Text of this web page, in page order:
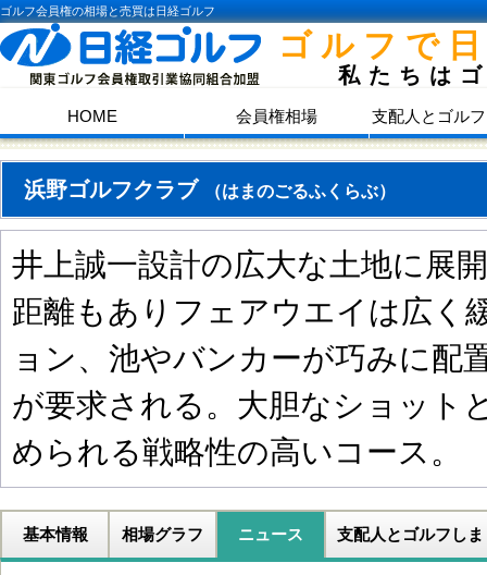
ゴルフ会員権の相場と売買は日経ゴルフ
ゴルフで
私たちは
HOME 会員権相場 支配人とゴル
浜野ゴルフクラブ （はまのごるふくらぶ）
井上誠一設計の広大な土地に展
距離もありフェアウエイは広く
ョン、池やバンカーが巧みに配
が要求される。大胆なショット
められる戦略性の高いコース。
基本情報 相場グラフ ニュース 支配人とゴルフしま